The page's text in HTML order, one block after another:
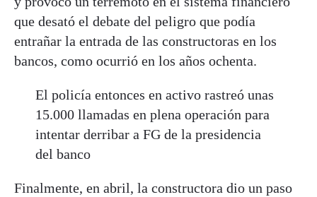
que desató el debate del peligro que podía
entrañar la entrada de las constructoras en los
bancos, como ocurrió en los años ochenta.
El policía entonces en activo rastreó unas
15.000 llamadas en plena operación para
intentar derribar a FG de la presidencia
del banco
Finalmente, en abril, la constructora dio un paso